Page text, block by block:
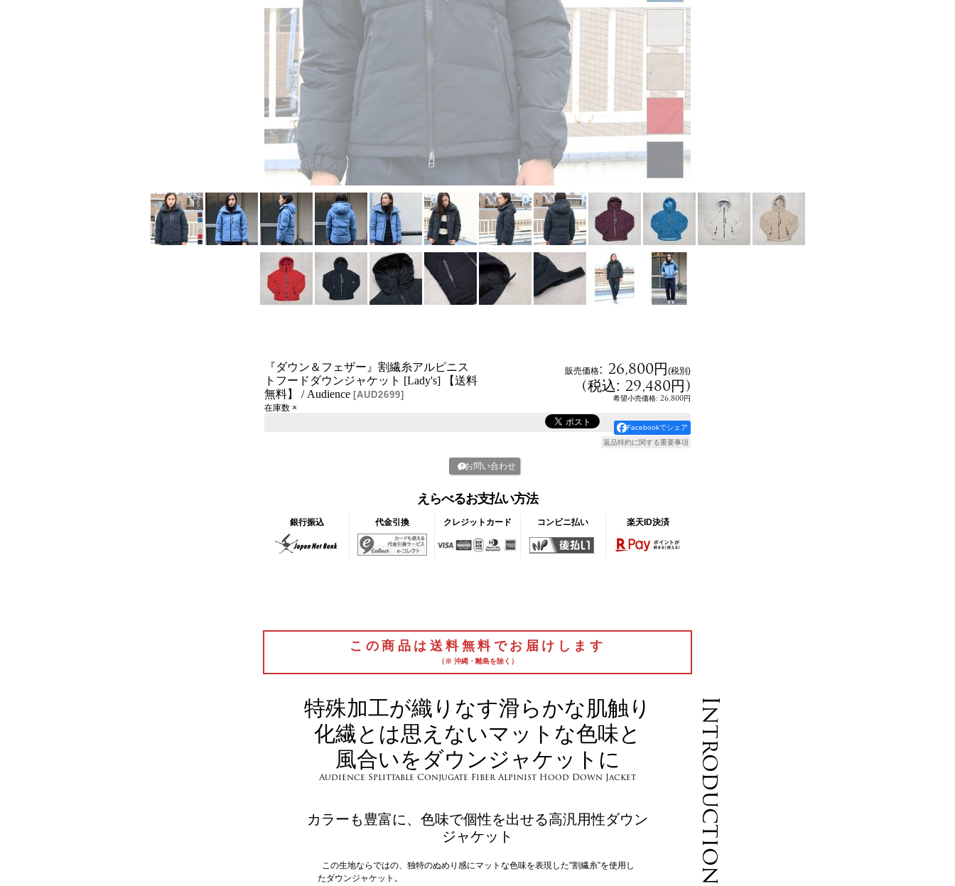
『ダウン＆フェザー』割繊糸アルピニス
トフードダウンジャケット [Lady's] 【送料
無料】 / Audience [AUD2699]
販売価格: 26,800円(税別)
(税込: 29,480円)
希望小売価格: 26,800円
在庫数 ×
Facebookでシェア
返品特約に関する重要事項
お問い合わせ
えらべるお支払い方法
銀行振込 代金引換 クレジットカード コンビニ払い 楽天ID決済
この商品は送料無料でお届けします
（※ 沖縄・離島を除く）
Introduction
特殊加工が織りなす滑らかな肌触り
化繊とは思えないマットな色味と
風合いをダウンジャケットに
Audience Splittable Conjugate Fiber Alpinist Hood Down Jacket
カラーも豊富に、色味で個性を出せる高汎用性ダウン
ジャケット
この生地ならではの、独特のぬめり感にマットな色味を表現した”割繊糸”を使用し
たダウンジャケット。